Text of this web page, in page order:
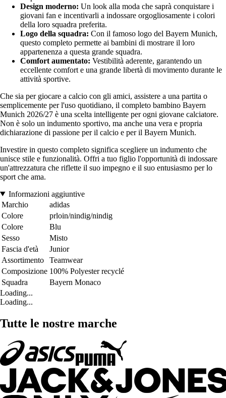
Design moderno: Un look alla moda che saprà conquistare i
giovani fan e incentivarli a indossare orgogliosamente i colori
della loro squadra preferita.
Logo della squadra: Con il famoso logo del Bayern Munich,
questo completo permette ai bambini di mostrare il loro
appartenenza a questa grande squadra.
Comfort aumentato: Vestibilità aderente, garantendo un
eccellente comfort e una grande libertà di movimento durante le
attività sportive.
Che sia per giocare a calcio con gli amici, assistere a una partita o
semplicemente per l'uso quotidiano, il completo bambino Bayern
Munich 2026/27 è una scelta intelligente per ogni giovane calciatore.
Non è solo un indumento sportivo, ma anche una vera e propria
dichiarazione di passione per il calcio e per il Bayern Munich.
Investire in questo completo significa scegliere un indumento che
unisce stile e funzionalità. Offri a tuo figlio l'opportunità di indossare
un'attrezzatura che riflette il suo impegno e il suo entusiasmo per lo
sport che ama.
Informazioni aggiuntive
Marchio
adidas
Colore
prloin/nindig/nindig
Colore
Blu
Sesso
Misto
Fascia d'età
Junior
Assortimento
Teamwear
Composizione 100% Polyester recyclé
Squadra
Bayern Monaco
Loading...
Loading...
Tutte le nostre marche